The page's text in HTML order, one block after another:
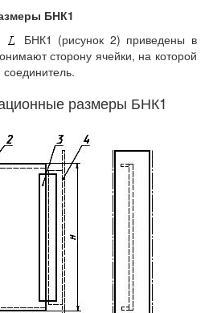
БНК1
БНК1 (рисунок 2) приведены в
сторону ячейки, на которой
соединитель.
размеры БНК1